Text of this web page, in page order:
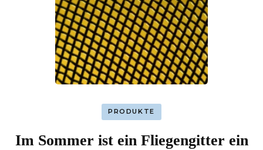
PRODUKTE
Im Sommer ist ein Fliegengitter ein